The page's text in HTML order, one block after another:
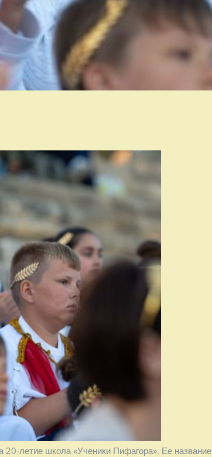
летие школа «Ученики Пифагора». Ее название